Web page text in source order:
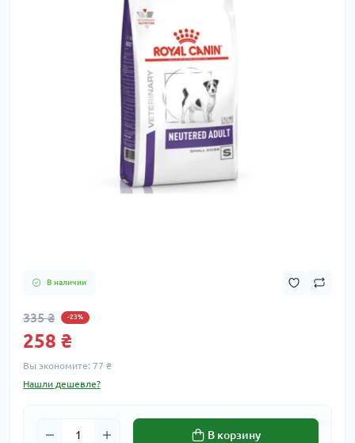
В наличии
335 ₴ -23%
258 ₴
Вы экономите: 77 ₴
Нашли дешевле?
В корзину